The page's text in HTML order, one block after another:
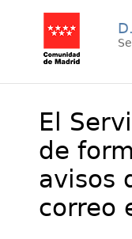
El
de
avisos
correo